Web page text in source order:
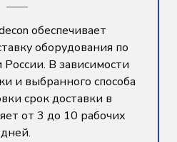
обеспечивает
оборудования по
В зависимости
и выбранного способа
срок доставки в
от 3 до 10 рабочих
дней.